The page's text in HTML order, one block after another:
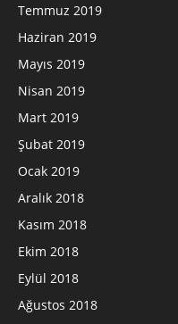
Temmuz 2019
Haziran 2019
Mayıs 2019
Nisan 2019
Mart 2019
Şubat 2019
Ocak 2019
Aralık 2018
Kasım 2018
Ekim 2018
Eylül 2018
Ağustos 2018